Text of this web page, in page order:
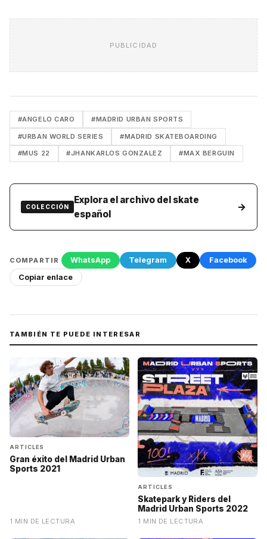
PUBLICIDAD
#ANGELO CARO #MADRID URBAN SPORTS
#URBAN WORLD SERIES #MADRID SKATEBOARDING
#MUS 22 #JHANKARLOS GONZALEZ #MAX BERGUIN
COLECCIÓN
Explora el archivo del skate
español
→
COMPARTIR WhatsApp Telegram X
Facebook
Copiar enlace
TAMBIÉN TE PUEDE INTERESAR
ARTICLES
Gran éxito del Madrid Urban
Sports 2021
1 MIN DE LECTURA
ARTICLES
Skatepark y Riders del
Madrid Urban Sports 2022
1 MIN DE LECTURA